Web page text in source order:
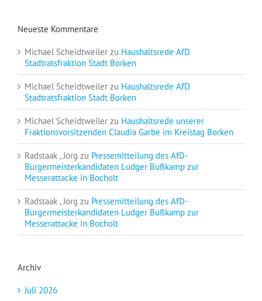
Neueste Kommentare
Michael Scheidtweiler zu Haushaltsrede AfD
Stadtratsfraktion Stadt Borken
Michael Scheidtweiler zu Haushaltsrede AfD
Stadtratsfraktion Stadt Borken
Michael Scheidtweiler zu Haushaltsrede unserer
Fraktionsvorsitzenden Claudia Garbe im Kreistag Borken
Radstaak , Jörg zu Pressemitteilung des AfD-
Bürgermeisterkandidaten Ludger Bußkamp zur
Messerattacke in Bocholt
Radstaak , Jörg zu Pressemitteilung des AfD-
Bürgermeisterkandidaten Ludger Bußkamp zur
Messerattacke in Bocholt
Archiv
Juli 2026